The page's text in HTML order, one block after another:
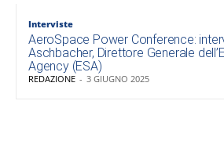
Interviste
AeroSpace Power Conference:
Aschbacher, Direttore Generale
Agency (ESA)
REDAZIONE - 3 GIUGNO 2025